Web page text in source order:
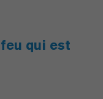
qui est